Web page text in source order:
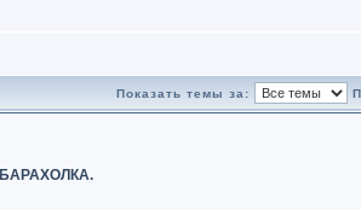
Показать темы за:
БАРАХОЛКА.